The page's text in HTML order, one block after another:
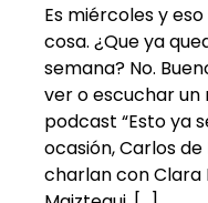
Es miércoles y
cosa. ¿Que ya
semana? No.
ver o escuchar un
podcast “Esto ya
ocasión, Carlos
charlan con